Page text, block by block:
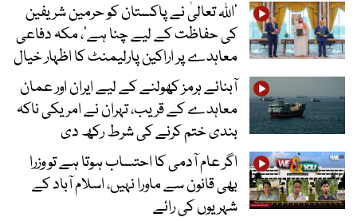
’اللہ تعالیٰ نے پاکستان کو حرمین شریفین
کی حفاظت کے لیے چنا ہے‘، مکہ دفاعی
معاہدے پر اراکین پارلیمنٹ کا اظہار خیال
آبنائے ہرمز کھولنے کے لیے ایران اور عمان
معاہدے کے قریب، تہران نے امریکی ناکہ
بندی ختم کرنے کی شرط رکھ دی
اگر عام آدمی کا احتساب ہوتا ہے تو وزرا
بھی قانون سے ماورا نہیں، اسلام آباد کے
شہریوں کی رائے